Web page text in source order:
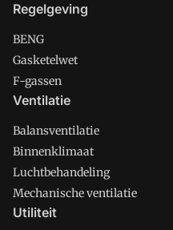
Regelgeving
BENG
Gasketelwet
F-gassen
Ventilatie
Balansventilatie
Binnenklimaat
Luchtbehandeling
Mechanische ventilatie
Utiliteit